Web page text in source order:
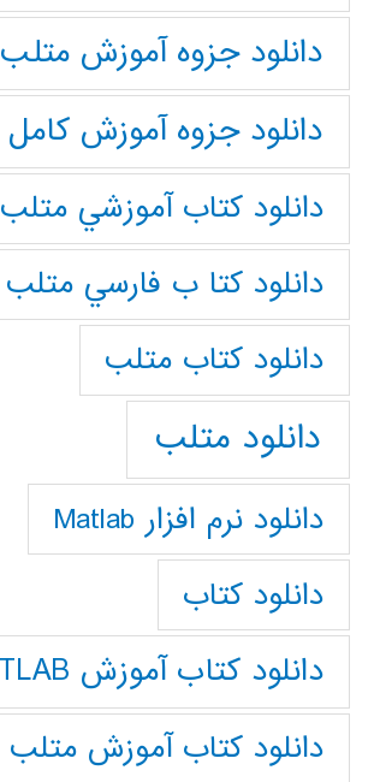
دانلود جزوه آموزش متلب
دانلود جزوه آموزش کامل matlab
دانلود كتاب آموزشي متلب
دانلود كتا ب فارسي متلب
دانلود كتاب متلب
دانلود متلب
دانلود نرم افزار Matlab
دانلود کتاب
دانلود کتاب آموزش MATLAB
دانلود کتاب آموزش متلب